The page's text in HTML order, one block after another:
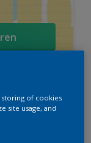
storing of cookies
site usage, and